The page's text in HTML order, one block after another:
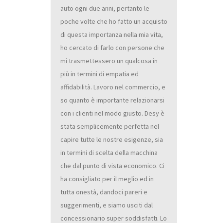
auto ogni due anni, pertanto le
poche volte che ho fatto un acquisto
di questa importanza nella mia vita,
ho cercato di farlo con persone che
mi trasmettessero un qualcosa in
più in termini di empatia ed
affidabilità. Lavoro nel commercio, e
so quanto è importante relazionarsi
con i clienti nel modo giusto. Desy è
stata semplicemente perfetta nel
capire tutte le nostre esigenze, sia
in termini di scelta della macchina
che dal punto di vista economico. Ci
ha consigliato per il meglio ed in
tutta onestà, dandoci pareri e
suggerimenti, e siamo usciti dal
concessionario super soddisfatti. Lo